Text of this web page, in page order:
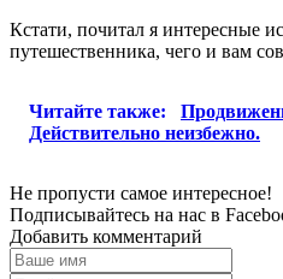
Кстати, почитал я интересные
путешественника, чего и вам
Читайте также:
Действительно неизбежно.
Не пропусти самое интересное!
Подписывайтесь на нас в
Добавить комментарий